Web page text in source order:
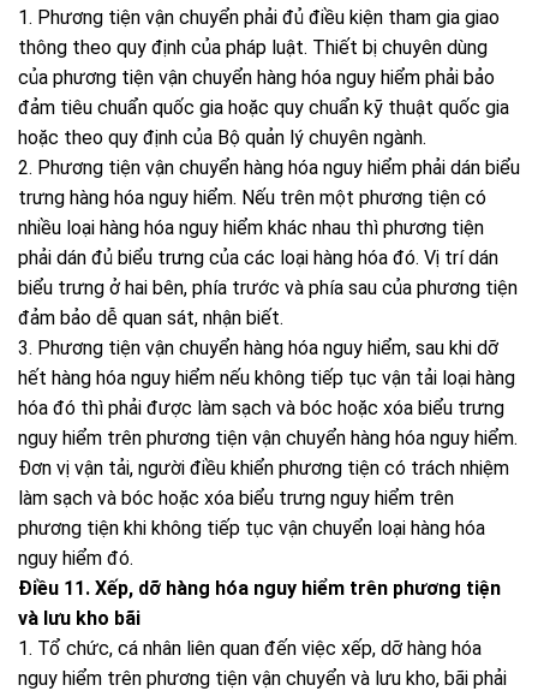
1. Phương tiện vận chuyển phải đủ điều kiện tham gia giao
thông theo quy định của pháp luật. Thiết bị chuyên dùng
của phương tiện vận chuyển hàng hóa nguy hiểm phải bảo
đảm tiêu chuẩn quốc gia hoặc quy chuẩn kỹ thuật quốc gia
hoặc theo quy định của Bộ quản lý chuyên ngành.
2. Phương tiện vận chuyển hàng hóa nguy hiểm phải dán biểu
trưng hàng hóa nguy hiểm. Nếu trên một phương tiện có
nhiều loại hàng hóa nguy hiểm khác nhau thì phương tiện
phải dán đủ biểu trưng của các loại hàng hóa đó. Vị trí dán
biểu trưng ở hai bên, phía trước và phía sau của phương tiện
đảm bảo dễ quan sát, nhận biết.
3. Phương tiện vận chuyển hàng hóa nguy hiểm, sau khi dỡ
hết hàng hóa nguy hiểm nếu không tiếp tục vận tải loại hàng
hóa đó thì phải được làm sạch và bóc hoặc xóa biểu trưng
nguy hiểm trên phương tiện vận chuyển hàng hóa nguy hiểm.
Đơn vị vận tải, người điều khiển phương tiện có trách nhiệm
làm sạch và bóc hoặc xóa biểu trưng nguy hiểm trên
phương tiện khi không tiếp tục vận chuyển loại hàng hóa
nguy hiểm đó.
Điều 11. Xếp, dỡ hàng hóa nguy hiểm trên phương tiện
và lưu kho bãi
1. Tổ chức, cá nhân liên quan đến việc xếp, dỡ hàng hóa
nguy hiểm trên phương tiện vận chuyển và lưu kho, bãi phải